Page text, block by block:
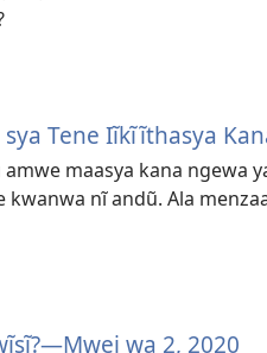
Tene Iĩkĩĩthasya
amwe maasya kana ngewa
kwanwa nĩ andũ. Ala
wa 2, 2020